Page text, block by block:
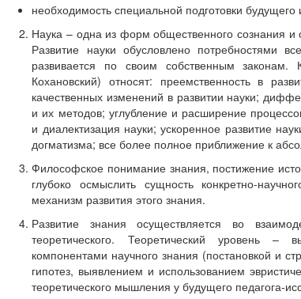
необходимость специальной подготовки будущего
Наука – одна из форм общественного сознания
Развитие науки обусловлено потребностями
развивается по своим собственным
Кохановский) относят: преемственность в
качественных изменений в развитии науки;
и их методов; углубление и расширение
и диалектизация науки; ускоренное развитие
догматизма; все более полное приближение к
Философское понимание знания, постижение
глубоко осмыслить сущность конкретно-
механизм развития этого знания.
Развитие знания осуществляется во
теоретического. Теоретический уровень
компонентами научного знания (постановкой и
гипотез, выявлением и использованием
теоретического мышления у будущего педагога-